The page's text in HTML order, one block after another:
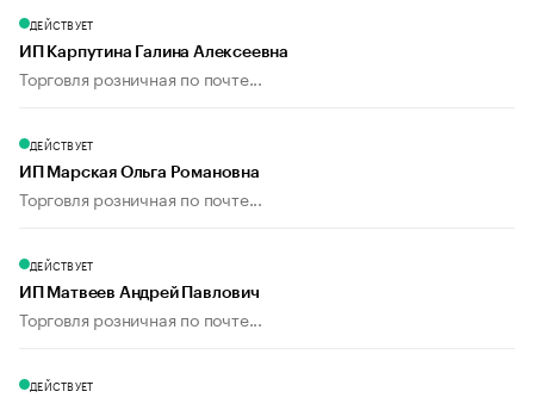
ДЕЙСТВУЕТ
ИП Карпутина Галина Алексеевна
Торговля розничная по почте...
ДЕЙСТВУЕТ
ИП Марская Ольга Романовна
Торговля розничная по почте...
ДЕЙСТВУЕТ
ИП Матвеев Андрей Павлович
Торговля розничная по почте...
ДЕЙСТВУЕТ